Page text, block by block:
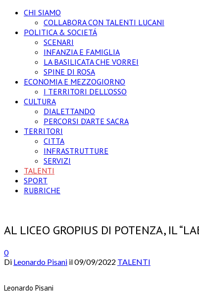
CHI SIAMO
COLLABORA CON TALENTI LUCANI
POLITICA & SOCIETÁ
SCENARI
INFANZIA E FAMIGLIA
LA BASILICATA CHE VORREI
SPINE DI ROSA
ECONOMIA E MEZZOGIORNO
I TERRITORI DELL’OSSO
CULTURA
DIALETTANDO
PERCORSI D’ARTE SACRA
TERRITORI
CITTA
INFRASTRUTTURE
SERVIZI
TALENTI
SPORT
RUBRICHE
AL LICEO GROPIUS DI POTENZA, IL
0
Di Leonardo Pisani il09/09/2022 TALENTI
Leonardo Pisani